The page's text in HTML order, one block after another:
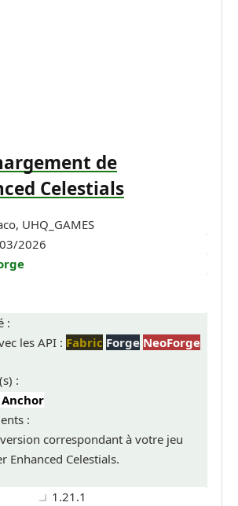
de
Celestials
UHQ_GAMES
2026
:
les API : Fabric Forge NeoForge
:
:
correspondant à votre jeu
Enhanced Celestials.
1.21.1